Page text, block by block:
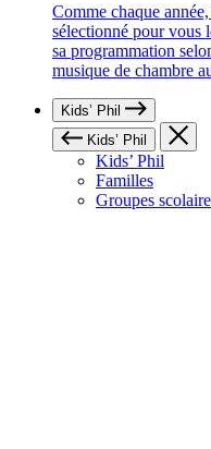
Comme chaque
sélectionné pour vous
sa programmation
musique de chambre
Kids’ Phil
Kids’ Phil
Kids’ Phil
Familles
Groupes